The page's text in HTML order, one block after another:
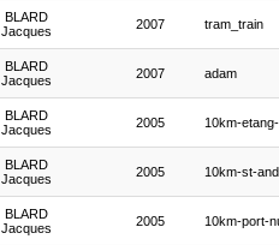
BLARD
Jacques
2007 tram_train
BLARD
Jacques
2007 adam
BLARD
Jacques
2005 10km-
BLARD
Jacques
2005 10km-st-
BLARD
Jacques
2005 10km-port-